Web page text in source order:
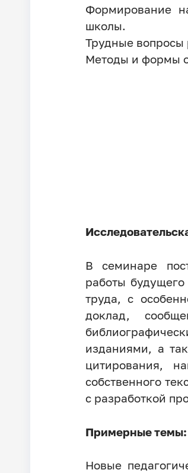
Формирование
школы.
Трудные вопросы
Методы и формы
В семинаре
работы будущего
труда, с
доклад,
изданиями, а
цитирования,
собственного
с разработкой
Примерные темы:
Новые